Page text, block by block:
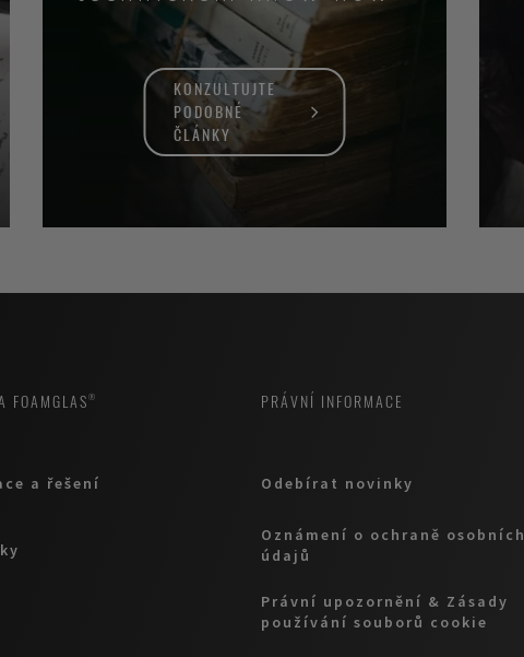
KONZULTUJTE
PODOBNÉ
ČLÁNKY
FOAMGLAS®
a řešení
PRÁVNÍ INFORMACE
Odebírat novinky
Oznámení o ochraně osobních
údajů
Právní upozornění & Zásady
používání souborů cookie